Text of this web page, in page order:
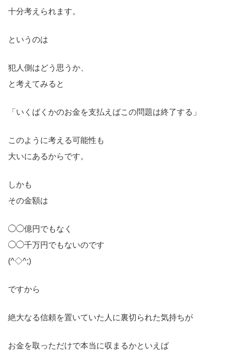
十分考えられます。
というのは
犯人側はどう思うか、
と考えてみると
「いくばくかのお金を支払えばこの問題は終了する」
このように考える可能性も
大いにあるからです。
しかも
その金額は
◯◯億円でもなく
◯◯千万円でもないのです
(^◇^;)
ですから
絶大なる信頼を置いていた人に裏切られた気持ちが
お金を取っただけで本当に収まるかといえば